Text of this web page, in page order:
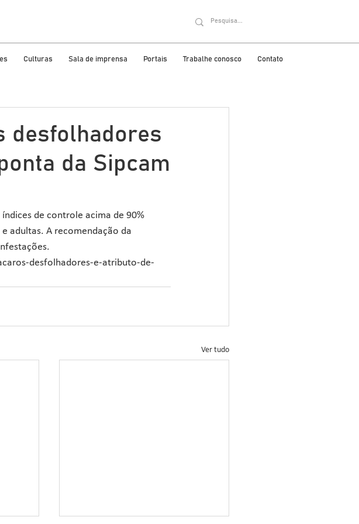
Culturas Sala de imprensa Portais Trabalhe conosco Contato
desfolhadores
da Sipcam
de controle acima de 90%
adultas. A recomendação da
desfolhadores-e-atributo-de-
Ver tudo